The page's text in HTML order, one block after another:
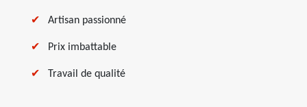
Artisan passionné
Prix imbattable
Travail de qualité